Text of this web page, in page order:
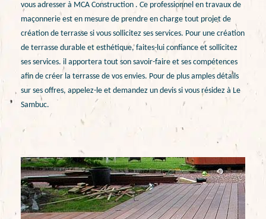
vous adresser à MCA Construction . Ce professionnel en travaux de
maçonnerie est en mesure de prendre en charge tout projet de
création de terrasse si vous sollicitez ses services. Pour une création
de terrasse durable et esthétique, faites-lui confiance et sollicitez
ses services. il apportera tout son savoir-faire et ses compétences
afin de créer la terrasse de vos envies. Pour de plus amples détails
sur ses offres, appelez-le et demandez un devis si vous résidez à Le
Sambuc.